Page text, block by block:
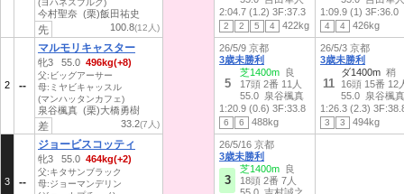
(ヨハネスブルグ)
今村聖奈 (栗)飯田祐史
100.8(12人)
先
2
マルモリキャスター
牝3 55.0 496kg(+8)
父:ビッグアーサー
母:ミヤビキャッスル
(マンハッタンカフェ)
泉谷楓真 (栗)大橋勇樹
33.2(7人)
差
3
ジョービスコッティ
牝3 55.0 464kg(+2)
父:キタサンブラック
母:ジョーマンデリン
2:04.7 (1.2) 3F:37.3
2 2 5 4 422kg
1:09.9 (1) 3F:36.0
4 4 426kg
26/5/9 京都
3歳未勝利
5
芝1400m 良
17頭 2番 11人
55.0 泉谷楓真
1:20.9 (0.6) 3F:33.8
6 6 488kg
26/5/3 京都
3歳未勝利
11
ダ1400m 稍
16頭 15番 12
55.0 泉谷楓真
1:26.3 (2.3)
3 3 494kg
26/5/16 京都
3歳未勝利
3
芝1400m 良
18頭 2番 7人